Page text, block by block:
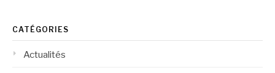
CATÉGORIES
Actualités